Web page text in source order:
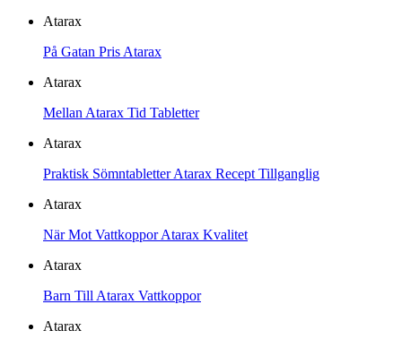
Atarax
På Gatan Pris Atarax
Atarax
Mellan Atarax Tid Tabletter
Atarax
Praktisk Sömntabletter Atarax Recept Tillganglig
Atarax
När Mot Vattkoppor Atarax Kvalitet
Atarax
Barn Till Atarax Vattkoppor
Atarax